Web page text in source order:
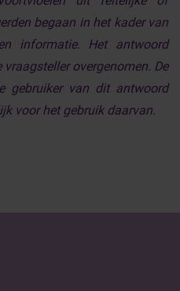
begaan in het kader van
informatie. Het antwoord
overgenomen. De
gebruiker van dit antwoord
voor het gebruik daarvan.